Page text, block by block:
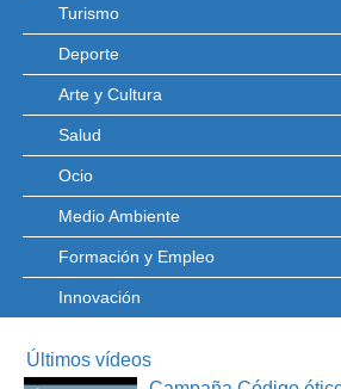
Turismo
Deporte
Arte y Cultura
Salud
Ocio
Medio Ambiente
Formación y Empleo
Innovación
Últimos vídeos